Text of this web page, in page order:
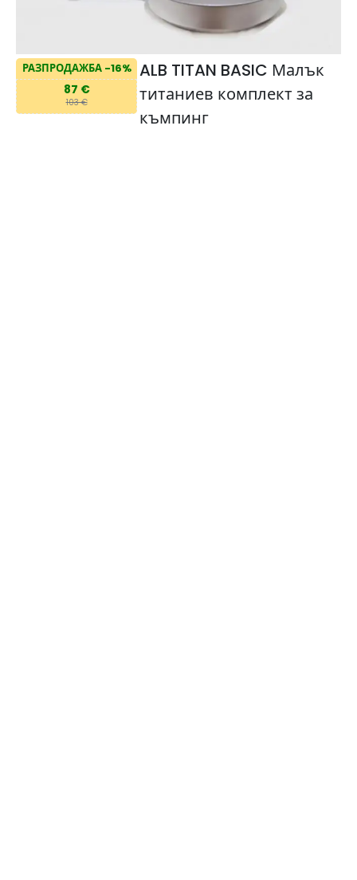
РАЗПРОДАЖБА -16%
87 €
103 €
ALB TITAN BASIC Малък
титаниев комплект за
къмпинг